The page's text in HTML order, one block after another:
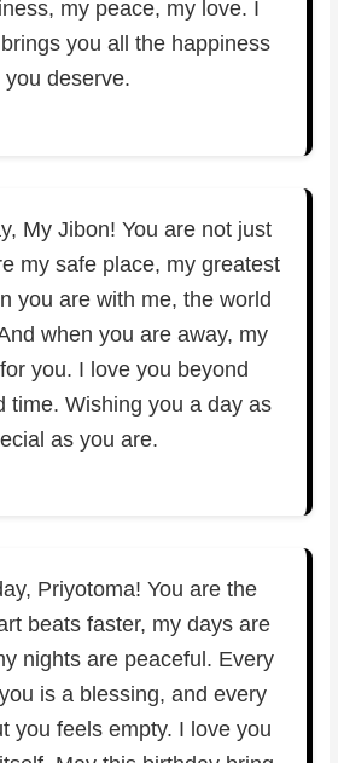
my peace, my love. I
you all the happiness
you deserve.
My Jibon! You are not just
my safe place, my greatest
you are with me, the world
when you are away, my
you. I love you beyond
time. Wishing you a day as
as you are.
Priyotoma! You are the
beats faster, my days are
nights are peaceful. Every
is a blessing, and every
you feels empty. I love you